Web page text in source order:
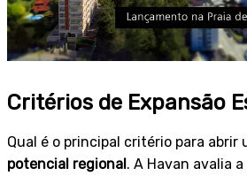
Critérios de Expansão
Qual é o principal critério para abrir
potencial regional. A Havan avalia